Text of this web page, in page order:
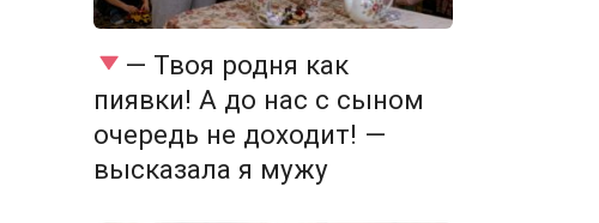
— Твоя родня как
пиявки! А до нас с сыном
очередь не доходит! —
высказала я мужу